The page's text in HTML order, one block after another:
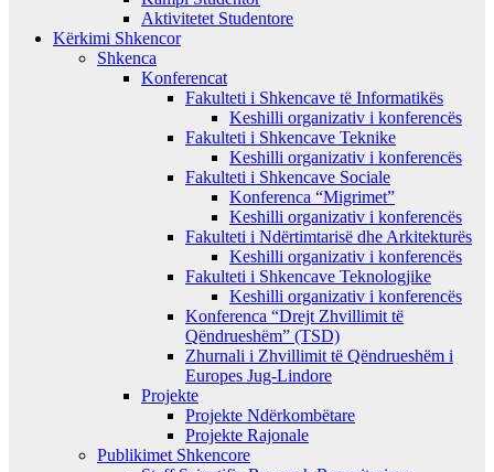
Aktivitetet Studentore
Kërkimi Shkencor
Shkenca
Konferencat
Fakulteti i Shkencave të Informatikës
Keshilli organizativ i konferencës
Fakulteti i Shkencave Teknike
Keshilli organizativ i konferencës
Fakulteti i Shkencave Sociale
Konferenca “Migrimet”
Keshilli organizativ i konferencës
Fakulteti i Ndërtimtarisë dhe Arkitekturës
Keshilli organizativ i konferencës
Fakulteti i Shkencave Teknologjike
Keshilli organizativ i konferencës
Konferenca “Drejt Zhvillimit të
Qëndrueshëm” (TSD)
Zhurnali i Zhvillimit të Qëndrueshëm i
Europes Jug-Lindore
Projekte
Projekte Ndërkombëtare
Projekte Rajonale
Publikimet Shkencore